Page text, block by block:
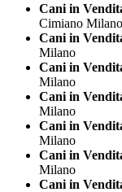
Cani in
Cimiano Milano
Cani in
Milano
Cani in
Milano
Cani in
Milano
Cani in
Milano
Cani in
Milano
Cani in